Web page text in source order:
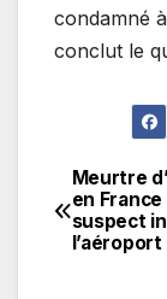
condamné
conclut le
de
Meurtre
en France
suspect
l’aéroport